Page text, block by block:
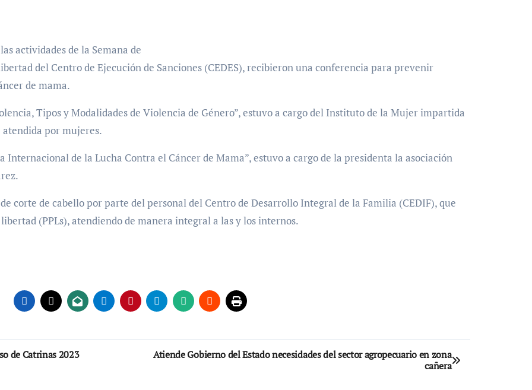
actividades de la Semana de
del Centro de Ejecución de Sanciones (CEDES), recibieron una conferencia para prevenir
de mama.
Tipos y Modalidades de Violencia de Género”, estuvo a cargo del Instituto de la Mujer impartida
por mujeres.
de la Lucha Contra el Cáncer de Mama”, estuvo a cargo de la presidenta la asociación
corte de cabello por parte del personal del Centro de Desarrollo Integral de la Familia (CEDIF), que
(PPLs), atendiendo de manera integral a las y los internos.
de Catrinas 2023
Atiende Gobierno del Estado necesidades del sector agropecuario en zona
cañera